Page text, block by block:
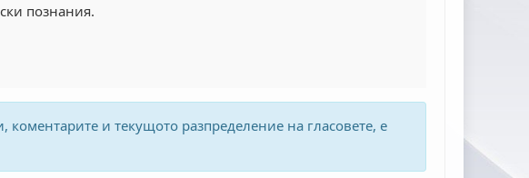
познания.
коментарите и текущото разпределение на гласовете, е